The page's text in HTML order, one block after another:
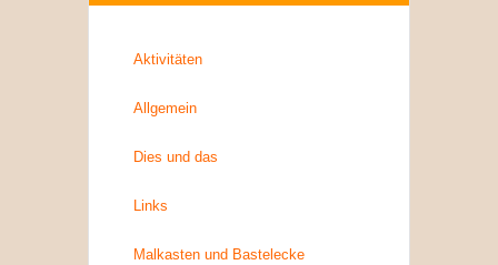
Aktivitäten
Allgemein
Dies und das
Links
Malkasten und Bastelecke